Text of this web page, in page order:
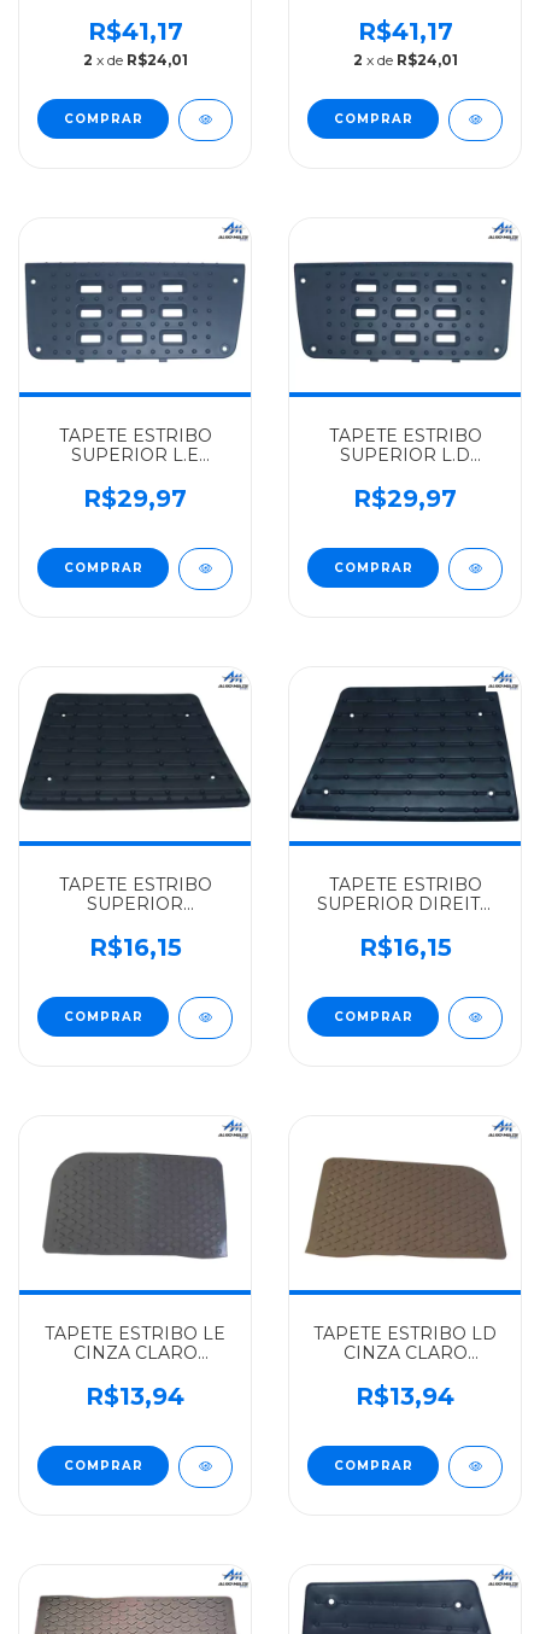
ALGOMAIS
CAMINHOES TODOS -
ZBA837658
R$41,17
2 x de R$24,01
ALGOMAIS TODOS -
171837657
R$41,17
2 x de R$24,01
TAPETE ESTRIBO
SUPERIOR L.E
ALGOMAIS
CONSTELLATION
R$29,97
TAPETE ESTRIBO
SUPERIOR L.D
ALGOMAIS
CONSTELLATION
R$29,97
TAPETE ESTRIBO
SUPERIOR
VOLKSWAGEN
ALGOMAIS WORKER
2VF863735
R$16,15
TAPETE ESTRIBO
SUPERIOR DIREITO
ALGOMAIS WORKER
24220/26220 -
R$16,15
TAPETE ESTRIBO LE
CINZA CLARO
ALGOMAIS TODOS -
T00863735033
R$13,94
TAPETE ESTRIBO LD
CINZA CLARO
ALGOMAIS TODOS -
T00863736033
R$13,94